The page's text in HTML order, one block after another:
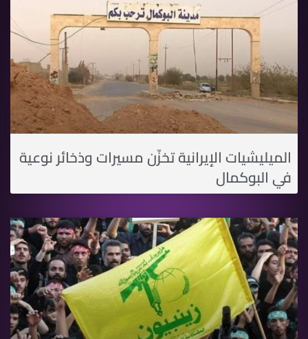
الميليشيات الإيرانية تخزّن مسيرات وذخائر نوعية
في البوكمال